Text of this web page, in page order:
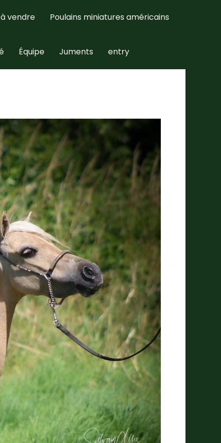
vendre Poulains miniatures américains
Équipe Juments entry